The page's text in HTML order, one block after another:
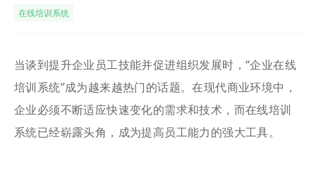
在线培训系统
当谈到提升企业员工技能并促进组织发展时，“企业在线
培训系统”成为越来越热门的话题。在现代商业环境中，
企业必须不断适应快速变化的需求和技术，而在线培训
系统已经崭露头角，成为提高员工能力的强大工具。